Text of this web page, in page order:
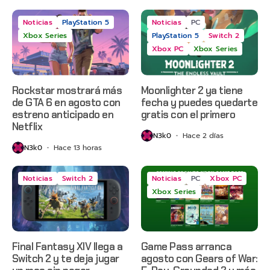
Noticias
PlayStation 5
Xbox Series
Rockstar mostrará más
de GTA 6 en agosto con
estreno anticipado en
Netflix
N3k0 Hace 13 horas
Noticias
PC
PlayStation 5
Switch 2
Xbox PC
Xbox Series
Moonlighter 2 ya tiene
fecha y puedes quedarte
gratis con el primero
N3k0 Hace 2 días
Noticias Switch 2
Final Fantasy XIV llega a
Switch 2 y te deja jugar
Noticias PC
Xbox PC
Xbox Series
Game Pass arranca
agosto con Gears of War: